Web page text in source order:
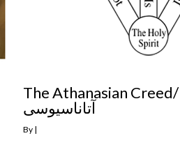
The Athanasian Creed/ ایمان نامه
آتاناسیوسی
By |